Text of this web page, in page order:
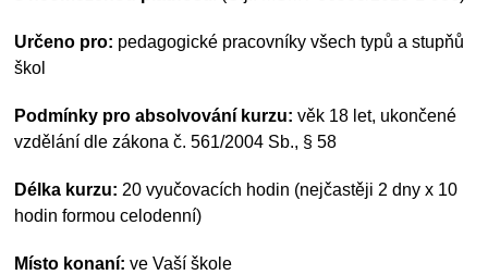
Určeno pro: pedagogické pracovníky všech typů a stupňů
škol
Podmínky pro absolvování kurzu: věk 18 let, ukončené
vzdělání dle zákona č. 561/2004 Sb., § 58
Délka kurzu: 20 vyučovacích hodin (nejčastěji 2 dny x 10
hodin formou celodenní)
Místo konaní:ve Vaší škole